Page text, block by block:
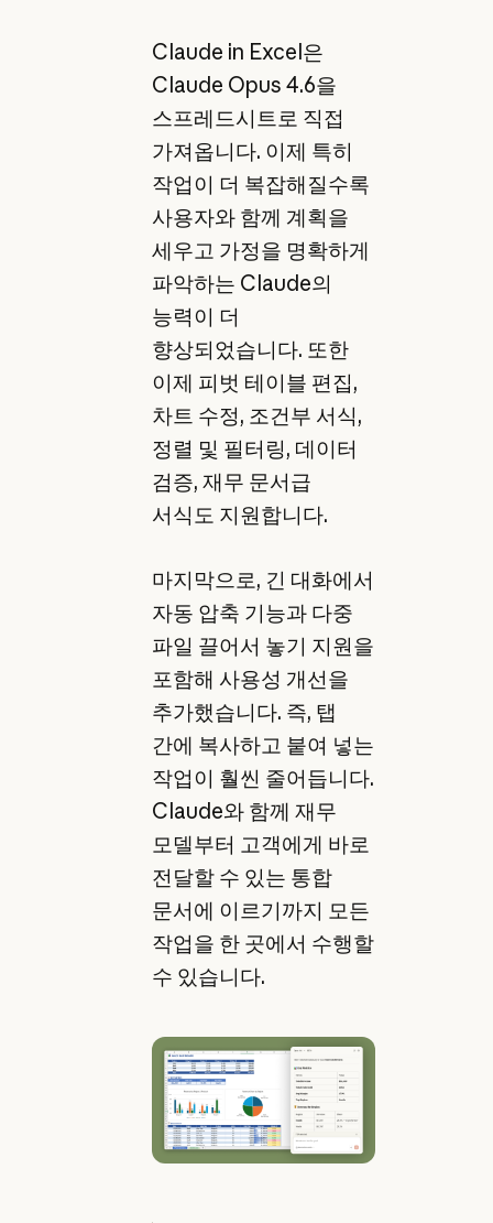
Claude in Excel은
Claude Opus 4.6을
스프레드시트로 직접
가져옵니다. 이제 특히
작업이 더 복잡해질수록
사용자와 함께 계획을
세우고 가정을 명확하게
파악하는 Claude의
능력이 더
향상되었습니다. 또한
이제 피벗 테이블 편집,
차트 수정, 조건부 서식,
정렬 및 필터링, 데이터
검증, 재무 문서급
서식도 지원합니다.
마지막으로, 긴 대화에서
자동 압축 기능과 다중
파일 끌어서 놓기 지원을
포함해 사용성 개선을
추가했습니다. 즉, 탭
간에 복사하고 붙여 넣는
작업이 훨씬 줄어듭니다.
Claude와 함께 재무
모델부터 고객에게 바로
전달할 수 있는 통합
문서에 이르기까지 모든
작업을 한 곳에서 수행할
수 있습니다.